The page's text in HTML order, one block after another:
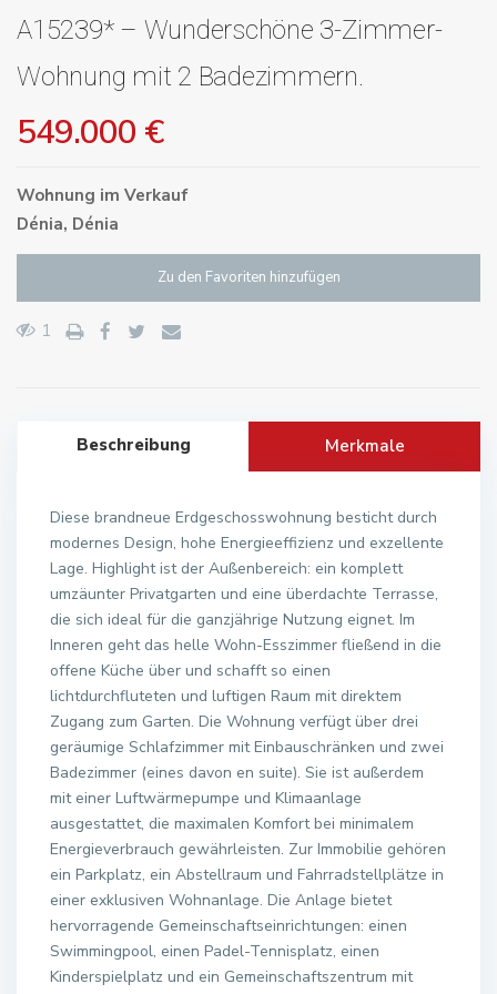
A15239* – Wunderschöne 3-Zimmer-
Wohnung mit 2 Badezimmern.
549.000 €
Wohnung im Verkauf
Dénia, Dénia
Zu den Favoriten hinzufügen
1
Beschreibung Merkmale
Diese brandneue Erdgeschosswohnung besticht durch
modernes Design, hohe Energieeffizienz und exzellente
Lage. Highlight ist der Außenbereich: ein komplett
umzäunter Privatgarten und eine überdachte Terrasse,
die sich ideal für die ganzjährige Nutzung eignet. Im
Inneren geht das helle Wohn-Esszimmer fließend in die
offene Küche über und schafft so einen
lichtdurchfluteten und luftigen Raum mit direktem
Zugang zum Garten. Die Wohnung verfügt über drei
geräumige Schlafzimmer mit Einbauschränken und zwei
Badezimmer (eines davon en suite). Sie ist außerdem
mit einer Luftwärmepumpe und Klimaanlage
ausgestattet, die maximalen Komfort bei minimalem
Energieverbrauch gewährleisten. Zur Immobilie gehören
ein Parkplatz, ein Abstellraum und Fahrradstellplätze in
einer exklusiven Wohnanlage. Die Anlage bietet
hervorragende Gemeinschaftseinrichtungen: einen
Swimmingpool, einen Padel-Tennisplatz, einen
Kinderspielplatz und ein Gemeinschaftszentrum mit